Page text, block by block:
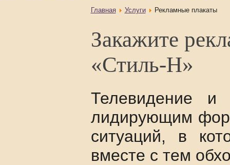
Главная Услуги Рекламные плакаты
Закажите
«Стиль-Н»
Телевидение и
лидирующим
ситуаций, в
вместе с тем